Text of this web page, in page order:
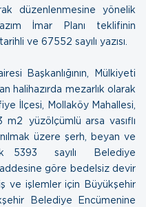
düzenlenmesine yönelik
İmar Planı teklifinin
ve 67552 sayılı yazısı.
Başkanlığının, Mülkiyeti
halihazırda mezarlık olarak
İlçesi, Mollaköy Mahallesi,
yüzölçümlü arsa vasıflı
üzere şerh, beyan ve
5393 sayılı Belediye
göre bedelsiz devir
iş ve işlemler için Büyükşehir
Belediye Encümenine